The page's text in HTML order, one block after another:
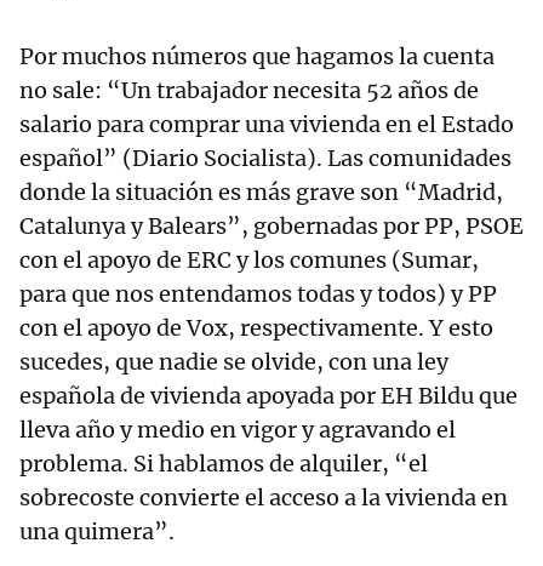
Por muchos números que hagamos la cuenta
no sale: “Un trabajador necesita 52 años de
salario para comprar una vivienda en el Estado
español” (Diario Socialista). Las comunidades
donde la situación es más grave son “Madrid,
Catalunya y Balears”, gobernadas por PP, PSOE
con el apoyo de ERC y los comunes (Sumar,
para que nos entendamos todas y todos) y PP
con el apoyo de Vox, respectivamente. Y esto
sucedes, que nadie se olvide, con una ley
española de vivienda apoyada por EH Bildu que
lleva año y medio en vigor y agravando el
problema. Si hablamos de alquiler, “el
sobrecoste convierte el acceso a la vivienda en
una quimera”.